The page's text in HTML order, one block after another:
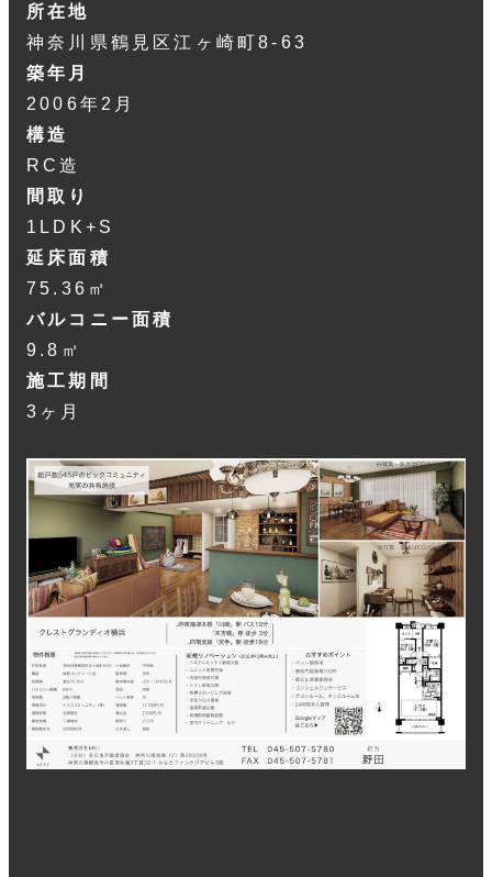
所在地
神奈川県鶴見区江ヶ崎町8-63
築年月
2006年2月
構造
RC造
間取り
1LDK+S
延床面積
75.36 ㎡
バルコニー面積
9.8㎡
施工期間
3ヶ月